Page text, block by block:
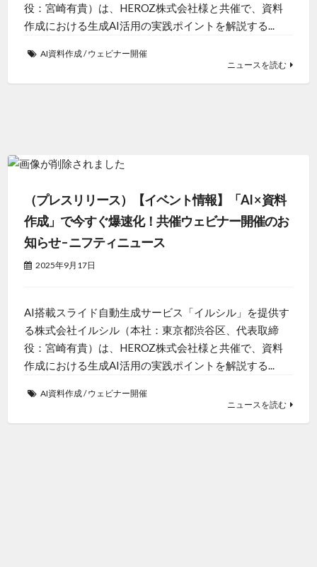
役：宮崎有貴）は、HEROZ株式会社様と共催で、資料
作成における生成AI活用の実践ポイントを解説する...
AI資料作成/ウェビナー開催
ニュースを読む
（プレスリリース）【イベント情報】「AI × 資料
作成」で今すぐ爆速化！共催ウェビナー開催のお
知らせ – ニフティニュース
2025年9月17日
AI搭載スライド自動生成サービス「イルシル」を提供す
る株式会社イルシル（本社：東京都渋谷区、代表取締
役：宮崎有貴）は、HEROZ株式会社様と共催で、資料
作成における生成AI活用の実践ポイントを解説する...
AI資料作成/ウェビナー開催
ニュースを読む